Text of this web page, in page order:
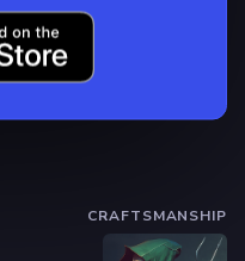
CRAFTSMANSHIP